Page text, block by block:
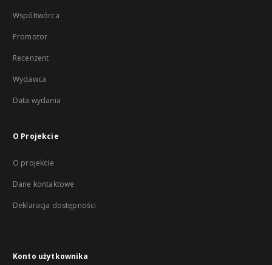
Współtwórca
Promotor
Recenzent
Wydawca
Data wydania
O Projekcie
O projekcie
Dane kontaktowe
Deklaracja dostępności
Konto użytkownika